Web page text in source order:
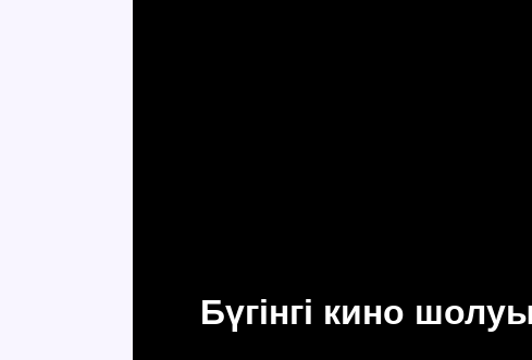
Бүгінгі кино